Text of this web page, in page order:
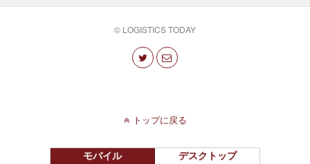
© LOGISTICS TODAY
トップに戻る
モバイル デスクトップ